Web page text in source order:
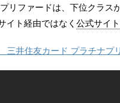
リファードは、下位クラス
イト経由ではなく 公式サイ
井住友カード プラチナプ